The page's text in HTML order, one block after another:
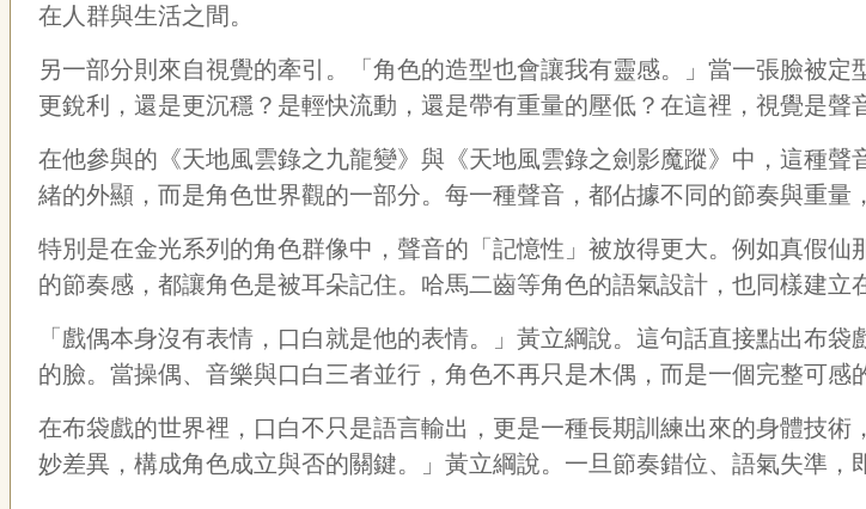
在人群與生活之間。
另一部分則來自視覺的牽引。「角色的造型也會讓我有靈感。」當一張臉被
更銳利，還是更沉穩？是輕快流動，還是帶有重量的壓低？在這裡，視覺是聲
在他參與的《天地風雲錄之九龍變》與《天地風雲錄之劍影魔蹤》中，這種
緒的外顯，而是角色世界觀的一部分。每一種聲音，都佔據不同的節奏與重量
特別是在金光系列的角色群像中，聲音的「記憶性」被放得更大。例如真假
的節奏感，都讓角色是被耳朵記住。哈馬二齒等角色的語氣設計，也同樣建立
「戲偶本身沒有表情，口白就是他的表情。」黃立綱說。這句話直接點出布
的臉。當操偶、音樂與口白三者並行，角色不再只是木偶，而是一個完整可感
在布袋戲的世界裡，口白不只是語言輸出，更是一種長期訓練出來的身體技
妙差異，構成角色成立與否的關鍵。」黃立綱說。一旦節奏錯位、語氣失準，